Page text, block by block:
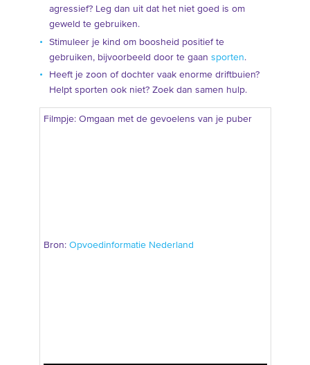
agressief? Leg dan uit dat het niet goed is om
geweld te gebruiken.
Stimuleer je kind om boosheid positief te
gebruiken, bijvoorbeeld door te gaan sporten.
Heeft je zoon of dochter vaak enorme driftbuien?
Helpt sporten ook niet? Zoek dan samen hulp.
Filmpje: Omgaan met de gevoelens van je puber
Bron: Opvoedinformatie Nederland